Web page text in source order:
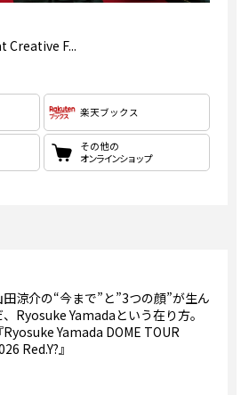
Creative F...
楽天ブックス
その他の
オンラインショップ
田涼介の“今まで”と”3つの顔”が生ん
、Ryosuke Yamadaという在り方。
Ryosuke Yamada DOME TOUR
Red.Y?』